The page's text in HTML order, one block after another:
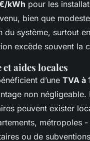
kWh pour les
bien que
du système, surtout
excède souvent la
aides locales
d’une TVA à
non négligeable.
peuvent exister
métropoles
ou de